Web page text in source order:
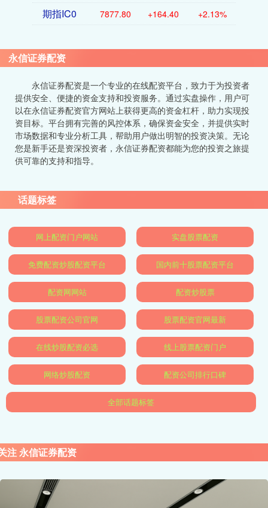
期指IC0 7877.80 +164.40 +2.13%
永信证券配资
永信证券配资是一个专业的在线配资平台，致力于为投资者
提供安全、便捷的资金支持和投资服务。通过实盘操作，用户可
以在永信证券配资官方网站上获得更高的资金杠杆，助力实现投
资目标。平台拥有完善的风控体系，确保资金安全，并提供实时
市场数据和专业分析工具，帮助用户做出明智的投资决策。无论
您是新手还是资深投资者，永信证券配资都能为您的投资之旅提
供可靠的支持和指导。
话题标签
网上配资门户网站 实盘股票配资
免费配资炒股配资平台 国内前十股票配资平台
配资网网站 配资炒股票
股票配资公司官网 股票配资官网最新
在线炒股配资必选 线上股票配资门户
网络炒股配资 配资公司排行口碑
全部话题标签
注 永信证券配资